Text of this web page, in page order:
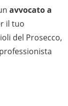
avvocato a
il tuo
del Prosecco,